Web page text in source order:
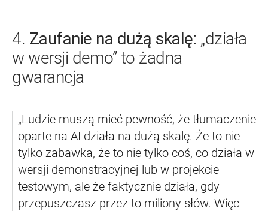
4. Zaufanie na dużą skalę: „działa
w wersji demo” to żadna
gwarancja
„Ludzie muszą mieć pewność, że tłumaczenie
oparte na AI działa na dużą skalę. Że to nie
tylko zabawka, że to nie tylko coś, co działa w
wersji demonstracyjnej lub w projekcie
testowym, ale że faktycznie działa, gdy
przepuszczasz przez to miliony słów. Więc